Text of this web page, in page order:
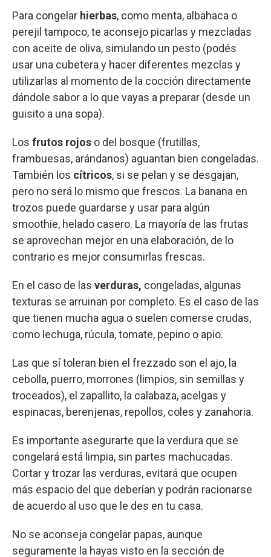
Para congelar hierbas, como menta, albahaca o
perejil tampoco, te aconsejo picarlas y mezcladas
con aceite de oliva, simulando un pesto (podés
usar una cubetera y hacer diferentes mezclas y
utilizarlas al momento de la cocción directamente
dándole sabor a lo que vayas a preparar (desde un
guisito a una sopa).
Los frutos rojos o del bosque (frutillas,
frambuesas, arándanos) aguantan bien congeladas.
También los cítricos, si se pelan y se desgajan,
pero no será lo mismo que frescos. La banana en
trozos puede guardarse y usar para algún
smoothie, helado casero. La mayoría de las frutas
se aprovechan mejor en una elaboración, de lo
contrario es mejor consumirlas frescas.
En el caso de las verduras, congeladas, algunas
texturas se arruinan por completo. Es el caso de las
que tienen mucha agua o suelen comerse crudas,
como lechuga, rúcula, tomate, pepino o apio.
Las que sí toleran bien el frezzado son el ajo, la
cebolla, puerro, morrones (limpios, sin semillas y
troceados), el zapallito, la calabaza, acelgas y
espinacas, berenjenas, repollos, coles y zanahoria.
Es importante asegurarte que la verdura que se
congelará está limpia, sin partes machucadas.
Cortar y trozar las verduras, evitará que ocupen
más espacio del que deberían y podrán racionarse
de acuerdo al uso que le des en tu casa.
No se aconseja congelar papas, aunque
seguramente la hayas visto en la sección de